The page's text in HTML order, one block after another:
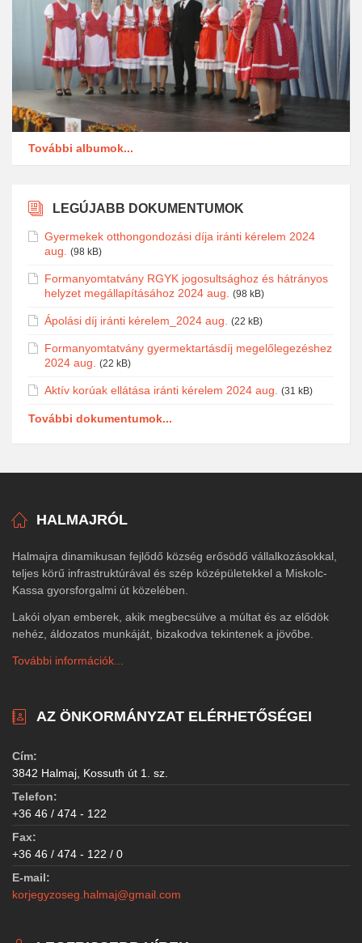
További albumok...
LEGÚJABB DOKUMENTUMOK
Gyermekek otthongondozási díja iránti kérelem 2024
aug. (98 kB)
Formanyomtatvány RGYK jogosultsághoz és hátrányos
helyzet megállapításához 2024 aug. (98 kB)
Ápolási díj iránti kérelem_2024 aug. (22 kB)
Formanyomtatvány gyermektartásdíj megelőlegezéshez
2024 aug. (22 kB)
Aktív korúak ellátása iránti kérelem 2024 aug. (31 kB)
További dokumentumok...
HALMAJRÓL
Halmajra dinamikusan fejlődő község erősödő vállalkozásokkal,
teljes körű infrastruktúrával és szép középületekkel a Miskolc-
Kassa gyorsforgalmi út közelében.
Lakói olyan emberek, akik megbecsülve a múltat és az elődök
nehéz, áldozatos munkáját, bizakodva tekintenek a jövőbe.
További információk...
AZ ÖNKORMÁNYZAT ELÉRHETŐSÉGEI
Cím:
3842 Halmaj, Kossuth út 1. sz.
Telefon:
+36 46 / 474 - 122
Fax:
+36 46 / 474 - 122 / 0
E-mail:
korjegyzoseg.halmaj@gmail.com